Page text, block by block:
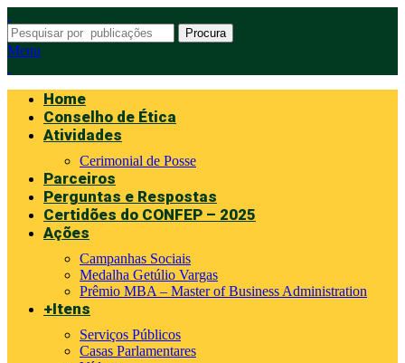
Procura
Menu
Home
Conselho de Ética
Atividades
Cerimonial de Posse
Parceiros
Perguntas e Respostas
Certidões do CONFEP – 2025
Ações
Campanhas Sociais
Medalha Getúlio Vargas
Prêmio MBA – Master of Business Administration
+Itens
Serviços Públicos
Casas Parlamentares